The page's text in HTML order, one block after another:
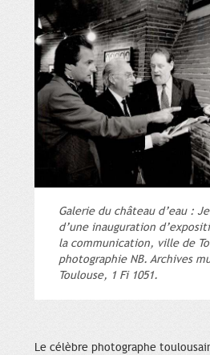
Galerie du château d’eau :
d’une inauguration
la communication, ville de
photographie NB. Archives
Toulouse, 1 Fi 1051.
Le célèbre photographe